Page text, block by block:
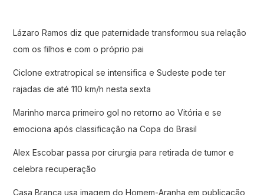
Lázaro Ramos diz que paternidade transformou sua relação
com os filhos e com o próprio pai
Ciclone extratropical se intensifica e Sudeste pode ter
rajadas de até 110 km/h nesta sexta
Marinho marca primeiro gol no retorno ao Vitória e se
emociona após classificação na Copa do Brasil
Alex Escobar passa por cirurgia para retirada de tumor e
celebra recuperação
Casa Branca usa imagem do Homem-Aranha em publicação